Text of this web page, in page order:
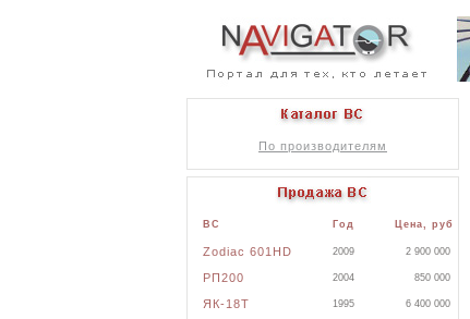
По производителям
ВС Год Цена, руб
Zodiac 601HD 2009 2 900 000
РП200 2004 850 000
ЯК-18Т 1995 6 400 000